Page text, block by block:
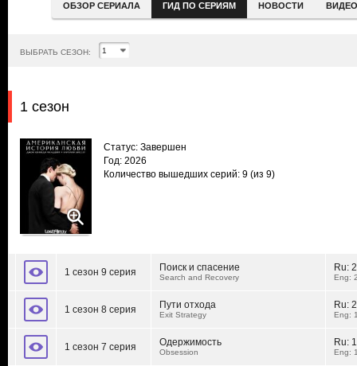
ОБЗОР СЕРИАЛА ГИД ПО СЕРИЯМ НОВОСТИ ВИДЕО
ВЫБРАТЬ СЕЗОН:
1 сезон
Статус: Завершен
Год: 2026
Количество вышедших серий: 9 (из 9)
1 сезон 9 серия Поиск и спасение
Search and Recovery
Ru:
Eng:
1 сезон 8 серия Пути отхода
Exit Strategy
Ru:
Eng:
1 сезон 7 серия Одержимость
Obsession
Ru:
Eng: